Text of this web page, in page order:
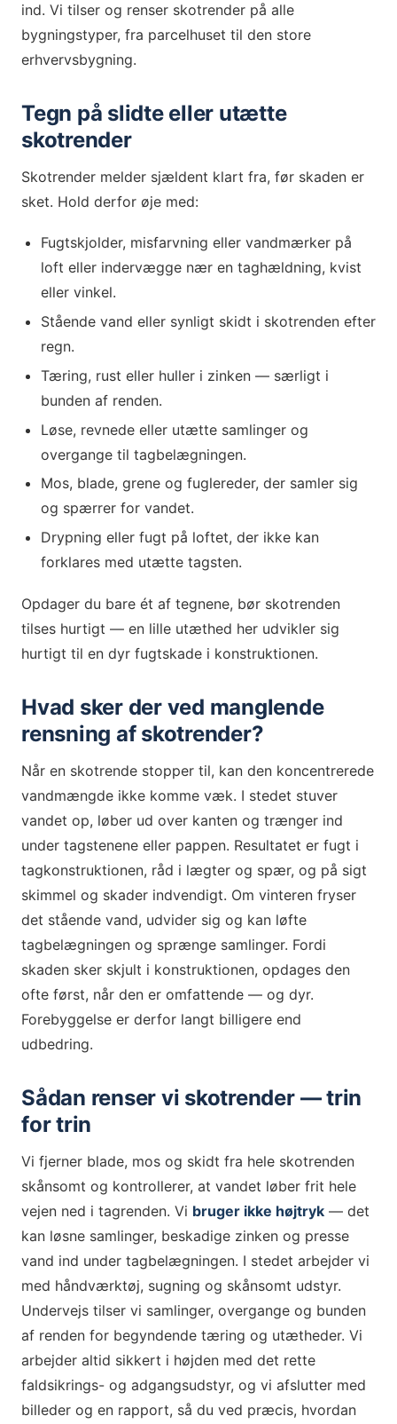
ind. Vi tilser og renser skotrender på alle
bygningstyper, fra parcelhuset til den store
erhvervsbygning.
Tegn på slidte eller utætte
skotrender
Skotrender melder sjældent klart fra, før skaden er
sket. Hold derfor øje med:
Fugtskjolder, misfarvning eller vandmærker på
loft eller indervægge nær en taghældning, kvist
eller vinkel.
Stående vand eller synligt skidt i skotrenden efter
regn.
Tæring, rust eller huller i zinken — særligt i
bunden af renden.
Løse, revnede eller utætte samlinger og
overgange til tagbelægningen.
Mos, blade, grene og fuglereder, der samler sig
og spærrer for vandet.
Drypning eller fugt på loftet, der ikke kan
forklares med utætte tagsten.
Opdager du bare ét af tegnene, bør skotrenden
tilses hurtigt — en lille utæthed her udvikler sig
hurtigt til en dyr fugtskade i konstruktionen.
Hvad sker der ved manglende
rensning af skotrender?
Når en skotrende stopper til, kan den koncentrerede
vandmængde ikke komme væk. I stedet stuver
vandet op, løber ud over kanten og trænger ind
under tagstenene eller pappen. Resultatet er fugt i
tagkonstruktionen, råd i lægter og spær, og på sigt
skimmel og skader indvendigt. Om vinteren fryser
det stående vand, udvider sig og kan løfte
tagbelægningen og sprænge samlinger. Fordi
skaden sker skjult i konstruktionen, opdages den
ofte først, når den er omfattende — og dyr.
Forebyggelse er derfor langt billigere end
udbedring.
Sådan renser vi skotrender — trin
for trin
Vi fjerner blade, mos og skidt fra hele skotrenden
skånsomt og kontrollerer, at vandet løber frit hele
vejen ned i tagrenden. Vi bruger ikke højtryk — det
kan løsne samlinger, beskadige zinken og presse
vand ind under tagbelægningen. I stedet arbejder vi
med håndværktøj, sugning og skånsomt udstyr.
Undervejs tilser vi samlinger, overgange og bunden
af renden for begyndende tæring og utætheder. Vi
arbejder altid sikkert i højden med det rette
faldsikrings- og adgangsudstyr, og vi afslutter med
billeder og en rapport, så du ved præcis, hvordan